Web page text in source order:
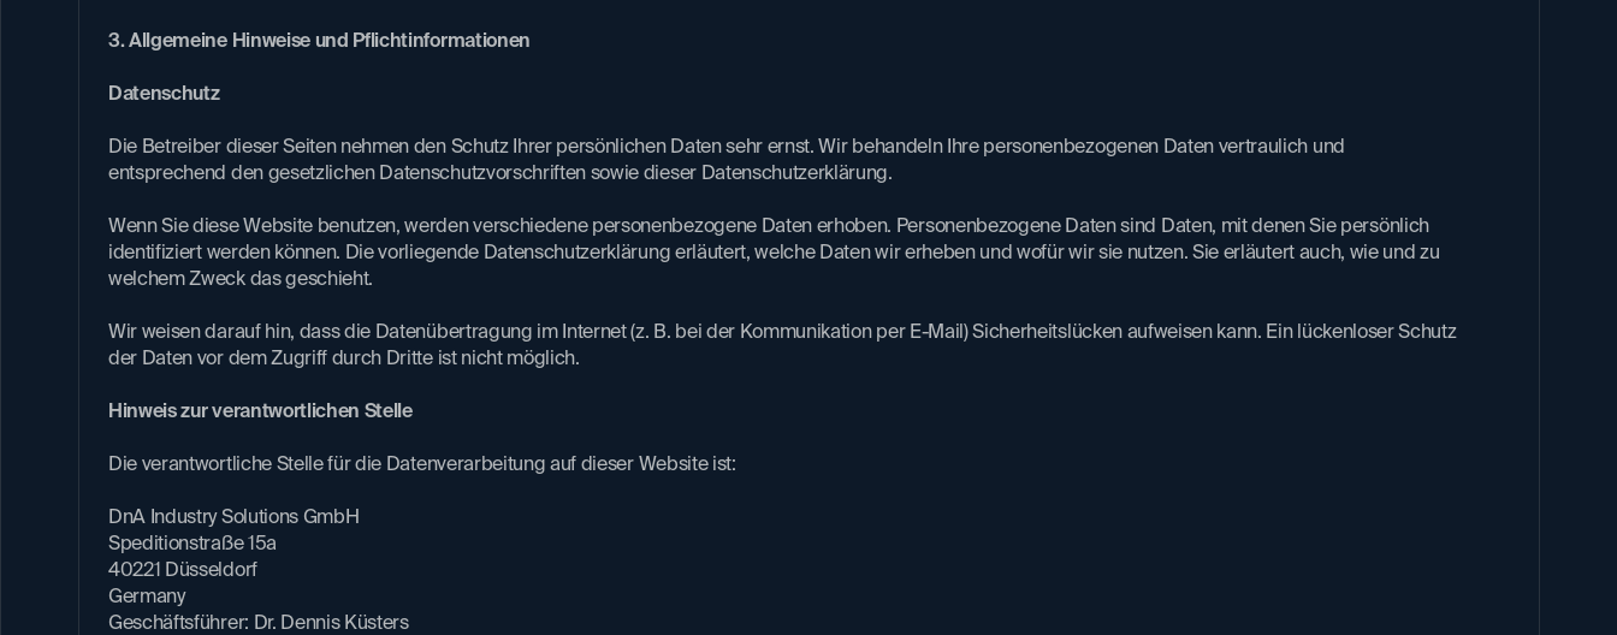
3. Allgemeine Hinweise und Pflichtinformationen
Datenschutz
Die Betreiber dieser Seiten nehmen den Schutz Ihrer persönlichen Daten sehr ernst. Wir behandeln Ihre personenbezogenen Daten vertraulich und
entsprechend den gesetzlichen Datenschutzvorschriften sowie dieser Datenschutzerklärung.​
Wenn Sie diese Website benutzen, werden verschiedene personenbezogene Daten erhoben. Personenbezogene Daten sind Daten, mit denen Sie persönlich
identifiziert werden können. Die vorliegende Datenschutzerklärung erläutert, welche Daten wir erheben und wofür wir sie nutzen. Sie erläutert auch, wie und zu
welchem Zweck das geschieht.​
Wir weisen darauf hin, dass die Datenübertragung im Internet (z. B. bei der Kommunikation per E-Mail) Sicherheitslücken aufweisen kann. Ein lückenloser Schutz
der Daten vor dem Zugriff durch Dritte ist nicht möglich.
Hinweis zur verantwortlichen Stelle​
Die verantwortliche Stelle für die Datenverarbeitung auf dieser Website ist:​
DnA Industry Solutions GmbH
Speditionstraße 15a
40221 Düsseldorf
Germany
Geschäftsführer: Dr. Dennis Küsters